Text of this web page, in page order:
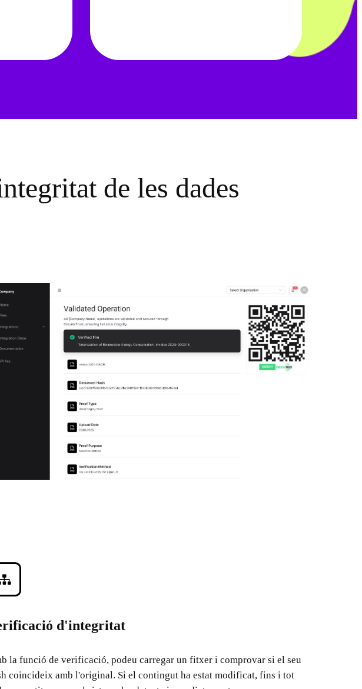
de les dades
d'integritat
la funció de verificació, podeu carregar un fitxer i comprovar si el seu
coincideix amb l'original. Si el contingut ha estat modificat, fins i tot